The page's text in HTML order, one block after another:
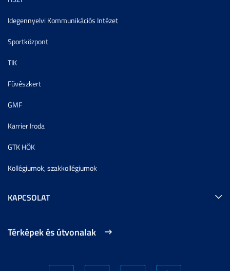
Idegennyelvi Kommunikációs Intézet
Sportközpont
TIK
Füvészkert
GMF
Karrier Iroda
GTK HÖK
Kollégiumok, szakkollégiumok
KAPCSOLAT
Térképek és útvonalak